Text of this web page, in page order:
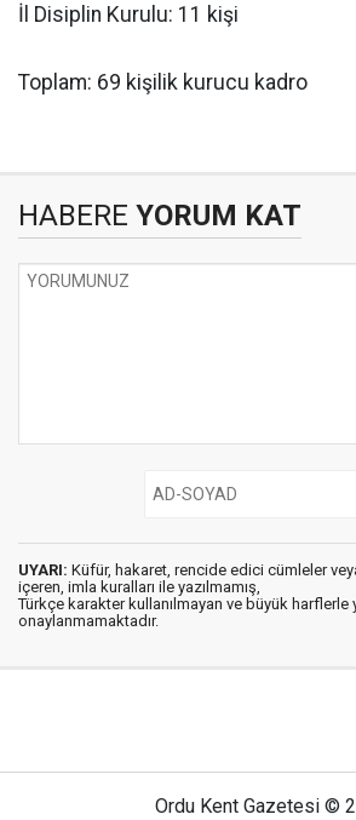
İl Disiplin Kurulu: 11 kişi
Toplam: 69 kişilik kurucu kadro
HABERE YORUM KAT
UYARI: Küfür, hakaret, rencide edici cümleler
içeren, imla kuralları ile yazılmamış,
Türkçe karakter kullanılmayan ve büyük harflerle
onaylanmamaktadır.
Ordu Kent Gazetesi ©